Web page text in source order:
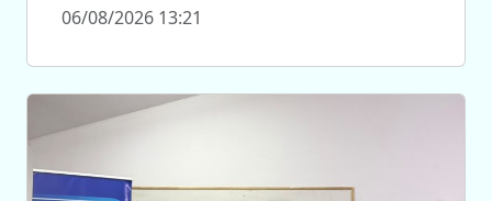
06/08/2026 13:21